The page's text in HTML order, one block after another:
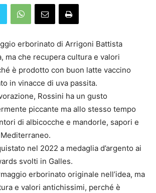
erborinato di Arrigoni Battista
ma che recupera cultura e valori
è prodotto con buon latte vaccino
in vinacce di uva passita.
Rossini ha un gusto
piccante ma allo stesso tempo
di albicocche e mandorle, sapori e
nel 2022 a medaglia d’argento ai
svolti in Galles.
erborinato originale nell’idea, ma
e valori antichissimi, perché è